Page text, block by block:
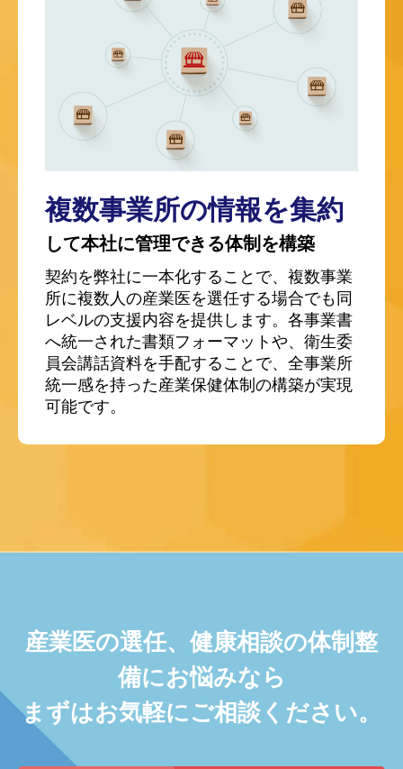
複数事業所の情報を集約
して本社に管理できる体制を構築
契約を弊社に一本化することで、複数事業
所に複数人の産業医を選任する場合でも同
レベルの支援内容を提供します。各事業書
へ統一された書類フォーマットや、衛生委
員会講話資料を手配することで、全事業所
統一感を持った産業保健体制の構築が実現
可能です。
産業医の選任、健康相談の体制整
備にお悩みなら
まずはお気軽にご相談ください。